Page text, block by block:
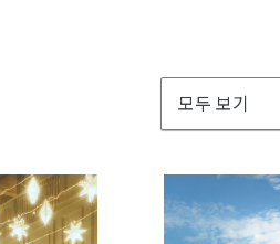
모두 보기